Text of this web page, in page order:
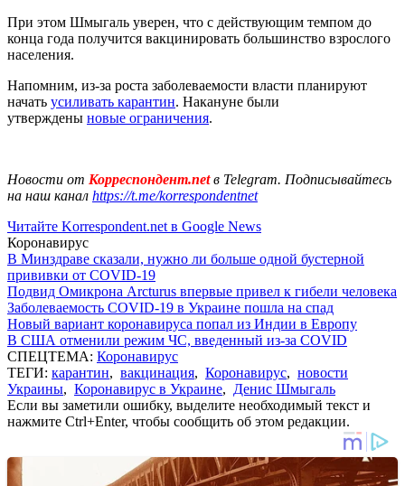
При этом Шмыгаль уверен, что с действующим темпом до
конца года получится вакцинировать большинство взрослого
населения.
Напомним, из-за роста заболеваемости власти планируют
начать усиливать карантин. Накануне были
утверждены новые ограничения.
Новости от Корреспондент.netв Telegram. Подписывайтесь
на наш канал https://t.me/korrespondentnet
Читайте Korrespondent.net в Google News
Коронавирус
В Минздраве сказали, нужно ли больше одной бустерной
прививки от COVID-19
Подвид Омикрона Arcturus впервые привел к гибели человека
Заболеваемость COVID-19 в Украине пошла на спад
Новый вариант коронавируса попал из Индии в Европу
В США отменили режим ЧС, введенный из-за COVID
СПЕЦТЕМА: Коронавирус
ТЕГИ: карантин, вакцинация, Коронавирус, новости
Украины, Коронавирус в Украине, Денис Шмыгаль
Если вы заметили ошибку, выделите необходимый текст и
нажмите Ctrl+Enter, чтобы сообщить об этом редакции.